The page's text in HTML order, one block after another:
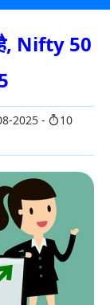
है, Nifty 50
2025
10